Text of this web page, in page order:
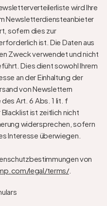
wird Ihre
Newsletterdiensteanbieter
sofern dies zur
ist. Die Daten aus
Zweck verwendet und nicht
Dies dient sowohl Ihrem
an der Einhaltung der
von Newslettern
Art. 6 Abs. 1 lit. f
ist zeitlich nicht
widersprechen, sofern
Interesse überwiegen.
von
legal/terms/.